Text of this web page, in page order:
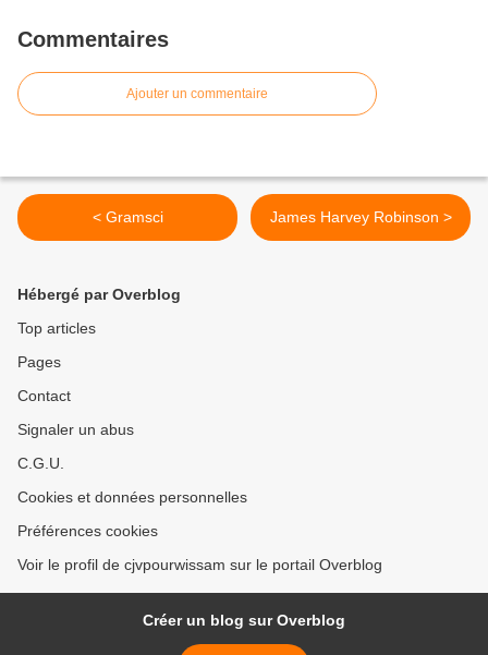
Commentaires
Ajouter un commentaire
< Gramsci James Harvey Robinson >
Hébergé par Overblog
Top articles
Pages
Contact
Signaler un abus
C.G.U.
Cookies et données personnelles
Préférences cookies
Voir le profil de cjvpourwissam sur le portail Overblog
Créer un blog sur Overblog